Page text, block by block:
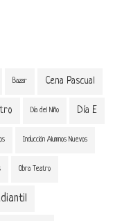
Bazar Cena Pascual
Día del Niño Día E
Inducción Alumnos Nuevos
Obra Teatro